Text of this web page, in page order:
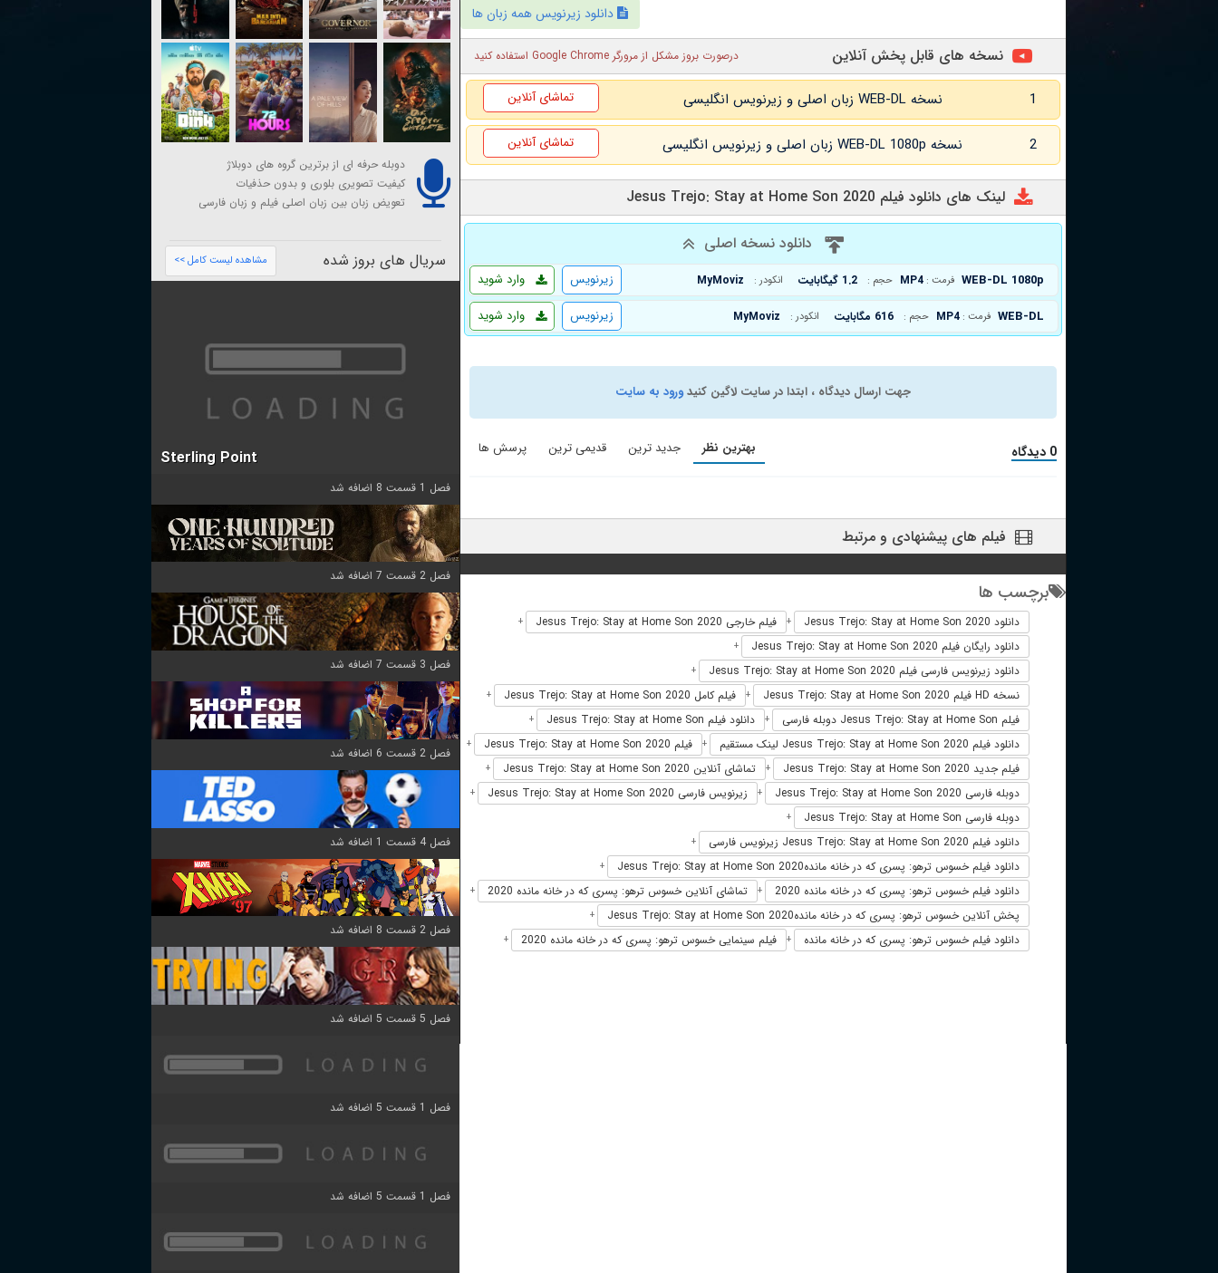
دانلود زیرنویس همه زبان ها
نسخه های قابل پخش آنلاین درصورت بروز مشکل از مرورگر Google Chrome استفاده کنید
1 نسخه WEB-DL زبان اصلی و زیرنویس انگلیسی تماشای آنلاین
2 نسخه WEB-DL 1080p زبان اصلی و زیرنویس انگلیسی تماشای آنلاین
لینک های دانلود فیلم Jesus Trejo: Stay at Home Son 2020
دانلود نسخه اصلی
WEB-DL 1080p فرمت : MP4 حجم : 1.2 گیگابایت انکودر : MyMoviz وارد شوید
زیرنویس
WEB-DL فرمت : MP4 حجم : 616 مگابایت انکودر : MyMoviz وارد شوید زیرنویس
جهت ارسال دیدگاه ، ابتدا در سایت لاگین کنیدورود به سایت
0 دیدگاه بهترین نظر جدید ترین قدیمی ترین پرسش ها
فیلم های پیشنهادی و مرتبط
برچسب ها
دانلود Jesus Trejo: Stay at Home Son 2020 + فیلم خارجی Jesus Trejo: Stay at Home Son 2020 +
دانلود رایگان فیلم Jesus Trejo: Stay at Home Son 2020 +
دانلود زیرنویس فارسی فیلم Jesus Trejo: Stay at Home Son 2020 +
نسخه HD فیلم Jesus Trejo: Stay at Home Son 2020 + فیلم کامل Jesus Trejo: Stay at Home Son 2020 +
فیلم Jesus Trejo: Stay at Home Son دوبله فارسی + دانلود فیلم Jesus Trejo: Stay at Home Son +
دانلود فیلم Jesus Trejo: Stay at Home Son 2020 لینک مستقیم + فیلم Jesus Trejo: Stay at Home Son 2020 +
فیلم جدید Jesus Trejo: Stay at Home Son 2020 + تماشای آنلاین Jesus Trejo: Stay at Home Son 2020 +
دوبله فارسی Jesus Trejo: Stay at Home Son 2020 + زیرنویس فارسی Jesus Trejo: Stay at Home Son 2020 +
دوبله فارسی Jesus Trejo: Stay at Home Son +
دانلود فیلم Jesus Trejo: Stay at Home Son 2020 زیرنویس فارسی +
دانلود فیلم خسوس ترهو: پسری که در خانه ماندهJesus Trejo: Stay at Home Son 2020 +
دانلود فیلم خسوس ترهو: پسری که در خانه مانده 2020 + تماشای آنلاین خسوس ترهو: پسری که در خانه مانده 2020 +
پخش آنلاین خسوس ترهو: پسری که در خانه ماندهJesus Trejo: Stay at Home Son 2020 +
دانلود فیلم خسوس ترهو: پسری که در خانه مانده + فیلم سینمایی خسوس ترهو: پسری که در خانه مانده 2020 +
دوبله حرفه ای از برترین گروه های دوبلاژ
کیفیت تصویری بلوری و بدون حذفیات
تعویض زبان بین زبان اصلی فیلم و زبان فارسی
سریال های بروز شده مشاهده لیست کامل >>
Sterling Point
فصل 1 قسمت 8 اضافه شد
فصل 2 قسمت 7 اضافه شد
فصل 3 قسمت 7 اضافه شد
فصل 2 قسمت 6 اضافه شد
فصل 4 قسمت 1 اضافه شد
فصل 2 قسمت 8 اضافه شد
فصل 5 قسمت 5 اضافه شد
فصل 1 قسمت 5 اضافه شد
فصل 1 قسمت 5 اضافه شد